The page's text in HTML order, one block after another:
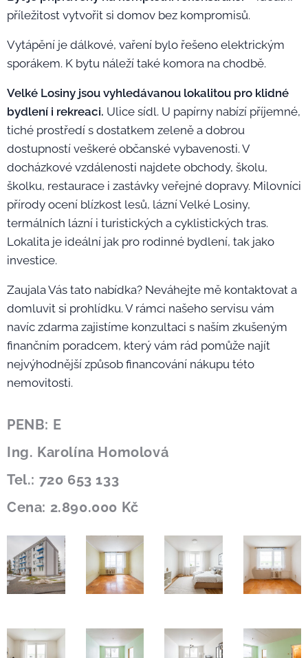
příležitost vytvořit si domov bez kompromisů.
Vytápění je dálkové, vaření bylo řešeno elektrickým
sporákem. K bytu náleží také komora na chodbě.
Velké Losiny jsou vyhledávanou lokalitou pro klidné
bydlení i rekreaci. Ulice sídl. U papírny nabízí příjemné,
tiché prostředí s dostatkem zeleně a dobrou
dostupností veškeré občanské vybavenosti. V
docházkové vzdálenosti najdete obchody, školu,
školku, restaurace i zastávky veřejné dopravy. Milovníci
přírody ocení blízkost lesů, lázní Velké Losiny,
termálních lázní i turistických a cyklistických tras.
Lokalita je ideální jak pro rodinné bydlení, tak jako
investice.
Zaujala Vás tato nabídka? Neváhejte mě kontaktovat a
domluvit si prohlídku. V rámci našeho servisu vám
navíc zdarma zajistíme konzultaci s naším zkušeným
finančním poradcem, který vám rád pomůže najít
nejvýhodnější způsob financování nákupu této
nemovitosti.
PENB: E
Ing. Karolína Homolová
Tel.: 720 653 133
Cena: 2.890.000 Kč